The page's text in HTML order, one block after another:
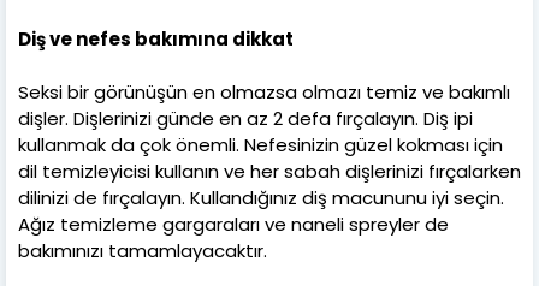
Diş ve nefes bakımına dikkat
Seksi bir görünüşün en olmazsa olmazı temiz ve bakımlı
dişler. Dişlerinizi günde en az 2 defa fırçalayın. Diş ipi
kullanmak da çok önemli. Nefesinizin güzel kokması için
dil temizleyicisi kullanın ve her sabah dişlerinizi fırçalarken
dilinizi de fırçalayın. Kullandığınız diş macununu iyi seçin.
Ağız temizleme gargaraları ve naneli spreyler de
bakımınızı tamamlayacaktır.